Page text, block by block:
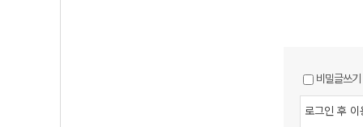
비밀글쓰기